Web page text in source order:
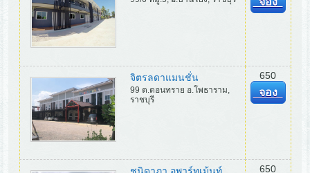
จิตรลดาแมนชั่น
99 ต.ดอนทราย อ.โพธาราม,
ราชบุรี
650
จอง
ชนิดาภา อพาร์ทเม้นท์ 650